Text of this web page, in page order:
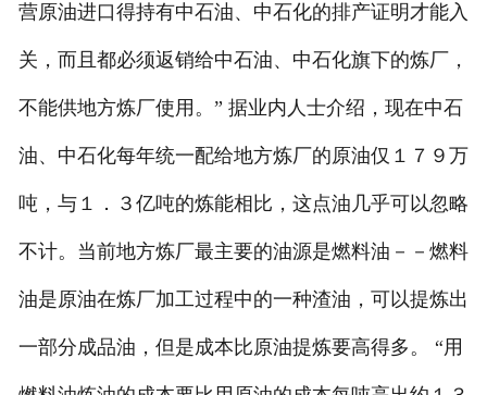
营原油进口得持有中石油、中石化的排产证明才能入
关，而且都必须返销给中石油、中石化旗下的炼厂，
不能供地方炼厂使用。” 据业内人士介绍，现在中石
油、中石化每年统一配给地方炼厂的原油仅１７９万
吨，与１．３亿吨的炼能相比，这点油几乎可以忽略
不计。当前地方炼厂最主要的油源是燃料油－－燃料
油是原油在炼厂加工过程中的一种渣油，可以提炼出
一部分成品油，但是成本比原油提炼要高得多。 “用